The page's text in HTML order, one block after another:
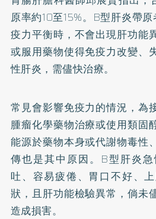
原率約10至15%。B型肝炎帶
疫力平衡時，不會出現肝功能
或服用藥物使得免疫力改變、
性肝炎，需儘快治療。
常見會影響免疫力的情況，為
腫瘤化學藥物治療或使用類固
能源於藥物本身或代謝物毒性
傳也是其中原因。B型肝炎
吐、容易疲倦、胃口不好、
狀，且肝功能檢驗異常，倘未
造成損害。